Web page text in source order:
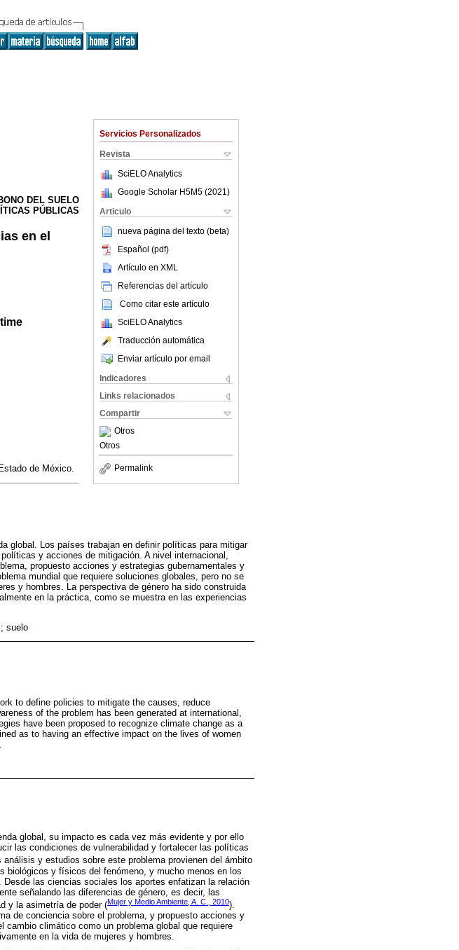
Servicios Personalizados
Revista
SciELO Analytics
Google Scholar H5M5 (2021 )
Articulo
nueva página del texto (beta)
Español (pdf)
Artículo en XML
Referencias del artículo
Como citar este artículo
SciELO Analytics
Traducción automática
Enviar artículo por email
Indicadores
Links relacionados
Compartir
Otros
Otros
Permalink
DEL SUELO
PÚBLICAS
en el
de México.
global. Los países trabajan en definir políticas para mitigar
y acciones de mitigación. A nivel internacional,
propuesto acciones y estrategias gubernamentales y
mundial que requiere soluciones globales, pero no se
y hombres. La perspectiva de género ha sido construida
en la práctica, como se muestra en las experiencias
suelo
to define policies to mitigate the causes, reduce
of the problem has been generated at international,
have been proposed to recognize climate change as a
as to having an effective impact on the lives of women
global, su impacto es cada vez más evidente y por ello
las condiciones de vulnerabilidad y fortalecer las políticas
análisis y estudios sobre este problema provienen del ámbito
biológicos y físicos del fenómeno, y mucho menos en los
las ciencias sociales los aportes enfatizan la relación
señalando las diferencias de género, es decir, las
y la asimetría de poder (Mujer y Medio Ambiente, A. C., 2010).
de conciencia sobre el problema, y propuesto acciones y
cambio climático como un problema global que requiere
en la vida de mujeres y hombres.